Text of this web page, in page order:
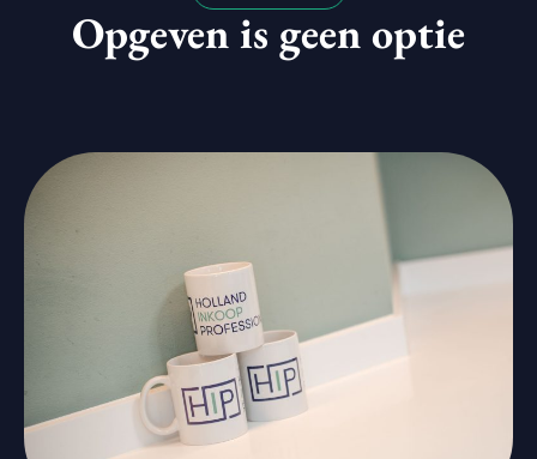
Opgeven is geen optie